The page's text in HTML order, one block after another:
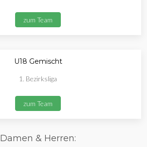
zum Team
U18 Gemischt
1. Bezirksliga
zum Team
Damen & Herren: